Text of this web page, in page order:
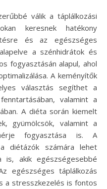
keresnek hatékony
és az egészséges
a szénhidrátok és
fogyasztásán alapul, ahol
A keményítők
választás segíthet a
valamint a
A diéta során kiemelt
gyümölcsök, valamint a
fogyasztása is. A
diétázók számára lehet
is, akik egészségesebbé
egészséges táplálkozás
a stresszkezelés is fontos